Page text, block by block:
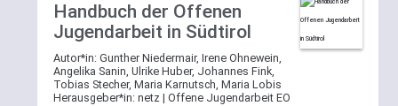
Handbuch der Offenen
Jugendarbeit in Südtirol
Autor*in: Gunther Niedermair, Irene Ohnewein,
Angelika Sanin, Ulrike Huber, Johannes Fink,
Tobias Stecher, Maria Karnutsch, Maria Lobis
Herausgeber*in: netz | Offene Jugendarbeit EO